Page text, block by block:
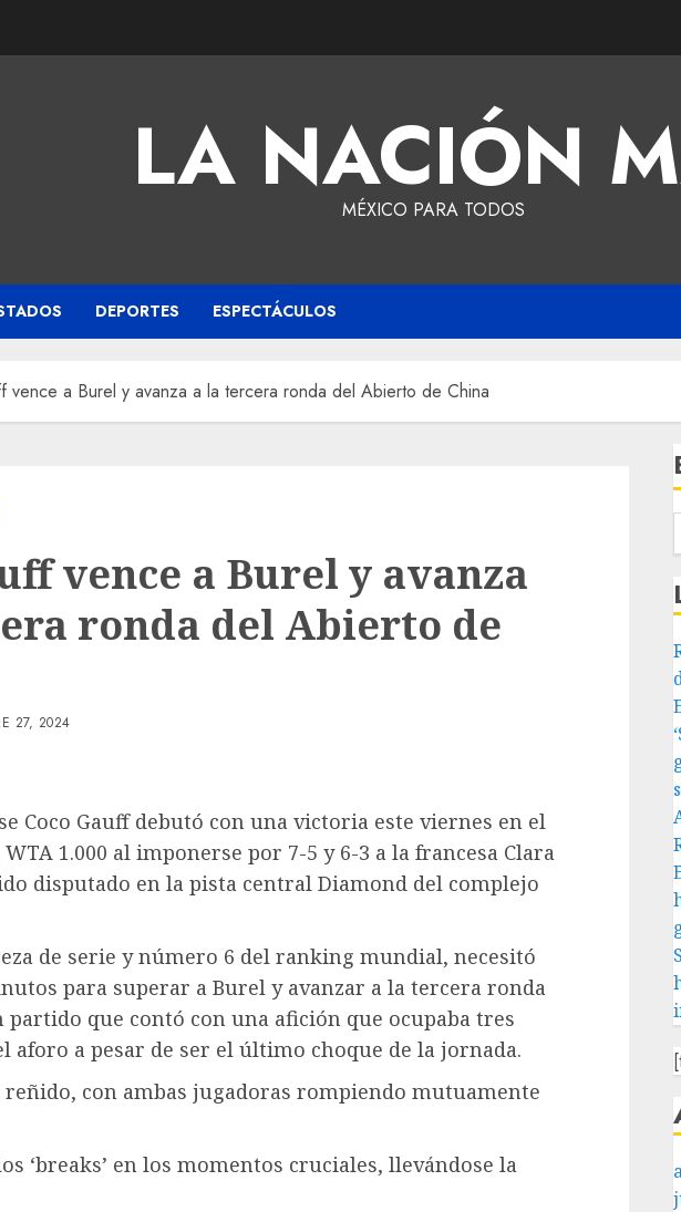
LA NACIÓN
MÉXICO PARA TODOS
DEPORTES ESPECTÁCULOS
vence a Burel y avanza a la tercera ronda del Abierto de China
vence a Burel y avanza
ronda del Abierto de
27, 2024
Coco Gauff debutó con una victoria este viernes en el
1.000 al imponerse por 7-5 y 6-3 a la francesa Clara
disputado en la pista central Diamond del complejo
de serie y número 6 del ranking mundial, necesitó
para superar a Burel y avanzar a la tercera ronda
partido que contó con una afición que ocupaba tres
aforo a pesar de ser el último choque de la jornada.
con ambas jugadoras rompiendo mutuamente
‘breaks’ en los momentos cruciales, llevándose la